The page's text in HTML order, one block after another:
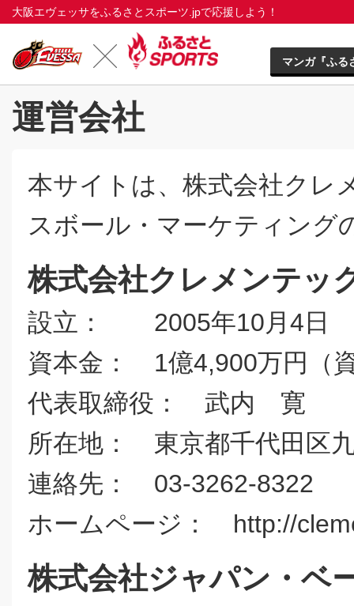
大阪エヴェッサをふるさとスポーツ.jpで応援しよう！
マンガ『ふる
運営会社
本サイトは、株式会社クレ
スボール・マーケティング
株式会社クレメンテッ
設立： 2005年10月4日
資本金： 1億4,900万円（
代表取締役： 武内 寛
所在地： 東京都千代田区
連絡先： 03-3262-8322
ホームページ： http://
株式会社ジャパン・ベ